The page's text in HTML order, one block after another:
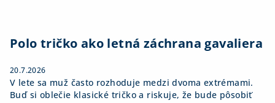
Polo tričko ako letná záchrana gavaliera
20.7.2026
V lete sa muž často rozhoduje medzi dvoma extrémami.
Buď si oblečie klasické tričko a riskuje, že bude pôsobiť